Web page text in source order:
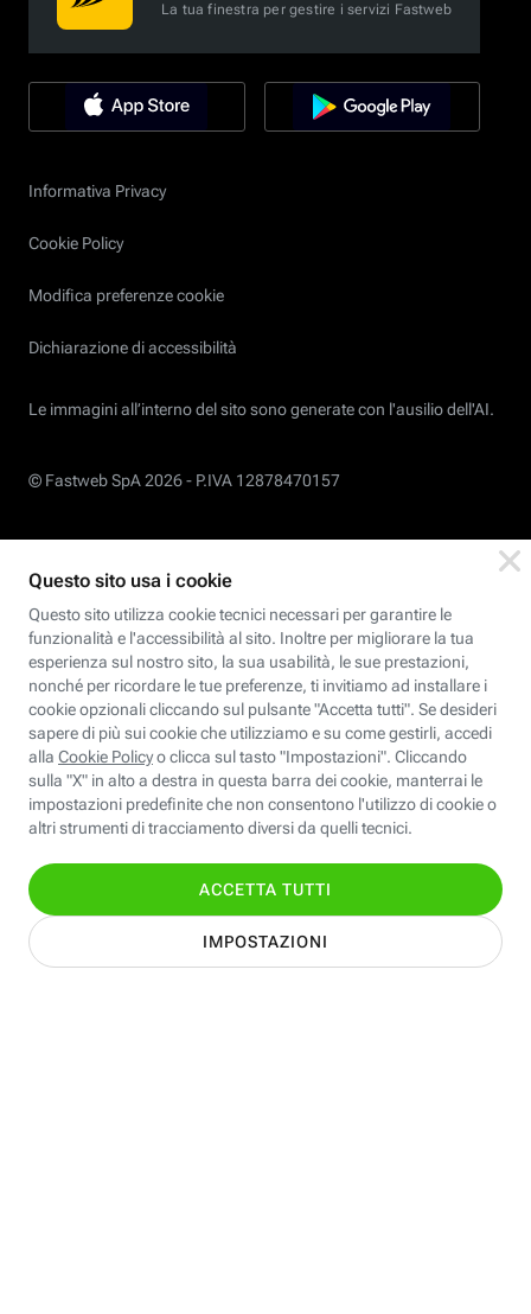
La tua finestra per gestire i servizi Fastweb
Informativa Privacy
Cookie Policy
Modifica preferenze cookie
Dichiarazione di accessibilità
Le immagini all’interno del sito sono generate con l'ausilio dell'AI.
© Fastweb SpA 2026 - P.IVA 12878470157